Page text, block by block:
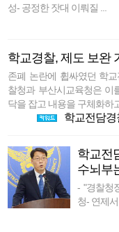
성- 공정한 잣대 이뤄질 ...
학교경찰, 제도 보완
존폐 논란에 휩싸였던 학
찰청과 부산시교육청은 이
닥을 잡고 내용을 구체화하
학교전담경
학교전
수뇌부
- "경찰청
청- 연제서